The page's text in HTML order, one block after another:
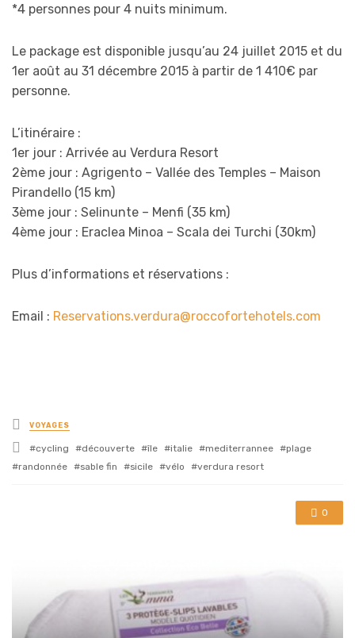
*4 personnes pour 4 nuits minimum.
Le package est disponible jusqu’au 24 juillet 2015 et du
1er août au 31 décembre 2015 à partir de 1 410€ par
personne.
L’itinéraire :
1er jour : Arrivée au Verdura Resort
2ème jour : Agrigento – Vallée des Temples – Maison
Pirandello (15 km)
3ème jour : Selinunte – Menfi (35 km)
4ème jour : Eraclea Minoa – Scala dei Turchi (30km)
Plus d’informations et réservations :
Email : Reservations.verdura@roccofortehotels.com
Posted
in
VOYAGES
Tagged
with
cycling découverte île italie mediterrannee
plage
randonnée
sable fin sicile vélo verdura resort
0